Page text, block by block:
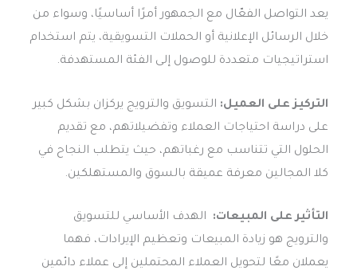
يعد التواصل الفعّال مع الجمهور أمرًا أساسيًا، وسواء من
خلال الرسائل الإعلانية أو الحملات التسويقية، يتم استخدام
استراتيجيات متعددة للوصول إلى الفئة المستهدفة.
التركيز على العميل: التسويق والترويج يركزان بشكل كبير
على دراسة احتياجات العملاء وتفضيلاتهم، مع تقديم
الحلول التي تتناسب مع رغباتهم، حيث يتطلب النجاح في
كلا المجالين معرفة عميقة بالسوق والمستهلكين.
التأثير على المبيعات: الهدف الأساسي للتسويق
والترويج هو زيادة المبيعات وتعظيم الإيرادات، فهما
يعملان معًا لتحويل العملاء المحتملين إلى عملاء دائمين